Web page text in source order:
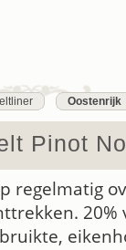
Oostenrijk
Pinot
regelmatig